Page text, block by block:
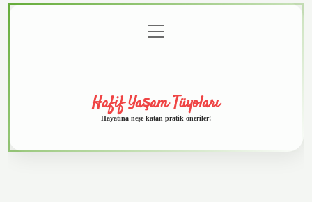
menüyü
aç
Hafif Yaşam Tüyoları
Hayatına neşe katan pratik öneriler!